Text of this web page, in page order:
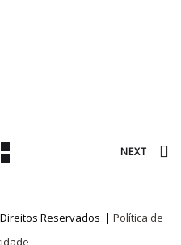
NEXT
Reservados | Política de